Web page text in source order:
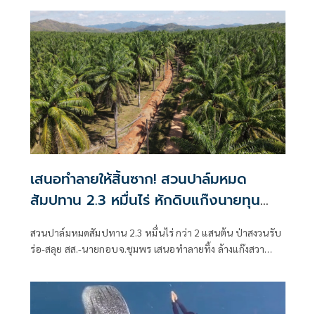
ขึ้นเมื่อเวลา 20.20 น.วันที่ 5 กรกฎาคม 2569 พ.ต.ท.สามารถ
แท่นอินอินทร์ สว.(สอบสวน) สภ.ท่าแซะ
เสนอทำลายให้สิ้นซาก! สวนปาล์มหมด
สัมปทาน 2.3 หมื่นไร่ หักดิบแก๊งนายทุน
มาเฟียฮุบผลประโยชน์
สวนปาล์มหมดสัมปทาน 2.3 หมื่นไร่ กว่า 2 แสนต้น ป่าสงวนรับ
ร่อ-สลุย สส.-นายกอบจ.ชุมพร เสนอทำลายทิ้ง ล้างแก๊งสวา
บ้าน ผุด 3 อ่างยักษ์แก้ภัยแล้ง